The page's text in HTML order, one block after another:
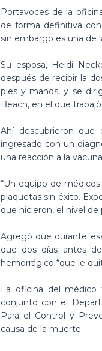
Portavoces de la
de forma definitiva
sin embargo es una de
Su esposa, Heidi
después de recibir la
pies y manos, y se
Beach, en el que
Ahí descubrieron
ingresado con un
una reacción a la
“Un equipo de
plaquetas sin éxito.
que hicieron, el nivel
Agregó que durante
que dos días antes
hemorrágico “que le
La oficina del médico
conjunto con el
Para el Control y
causa de la muerte.